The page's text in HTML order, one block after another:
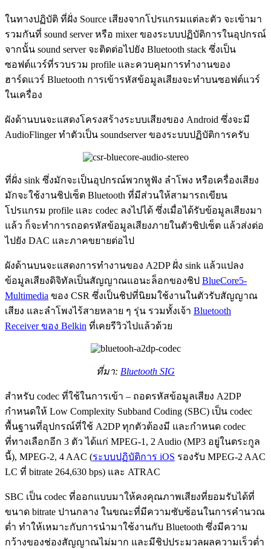
ในทางปฏิบัติ ที่ฝั่ง Source เสียงจากโปรแกรมแต่ละตัว จะเข้ามา
รวมกันที่ sound server หรือ mixer ของระบบปฏิบัติการในอุปกรณ์
จากนั้น sound server จะติดต่อไปยัง Bluetooth stack ซึ่งเป็น
ซอฟต์แวร์ที่รวบรวม profile และควบคุมการทำงานของ
ฮาร์ดแวร์ Bluetooth การเข้ารหัสข้อมูลเสียงจะทำบนซอฟต์แวร์
ในเครื่อง
ผังด้านบนจะแสดงโครงสร้างระบบเสียงของ Android ซึ่งจะมี
AudioFlinger ทำตัวเป็น soundserver ของระบบปฏิบัติการครับ
ที่ฝั่ง sink ซึ่งมักจะเป็นอุปกรณ์พวกหูฟัง ลำโพง หรือเครื่องเสียง
มักจะใช้งานชิปเซ็ต Bluetooth ที่มีส่วนให้สามารถเขียน
โปรแกรม profile และ codec ลงไปได้ ซึ่งเมื่อได้รับข้อมูลเสียงมา
แล้ว ก็จะทำการถอดรหัสข้อมูลเสียงภายในตัวชิปเซ็ต แล้วส่งต่อ
ไปยัง DAC และภาคขยายต่อไป
ผังด้านบนจะแสดงการทำงานของ A2DP ฝั่ง sink แล้วแปลง
ข้อมูลเสียงดิจิทัลเป็นสัญญาณแอนะล็อกของชิป BlueCore5-
Multimedia ของ CSR ซึ่งเป็นชิปที่นิยมใช้งานในตัวรับสัญญาณ
เสียง และลำโพงไร้สายหลาย ๆ รุ่น รวมทั้งเจ้า Bluetooth
Receiver ของ Belkin ที่เคยรีวิวไปแล้วด้วย
ที่มา: Bluetooth SIG
สำหรับ codec ที่ใช้ในการเข้า – ถอดรหัสข้อมูลเสียง A2DP
กำหนดให้ Low Complexity Subband Coding (SBC) เป็น codec
พื้นฐานที่อุปกรณ์ที่ใช้ A2DP ทุกตัวต้องมี และกำหนด codec
ที่ทางเลือกอีก 3 ตัว ได้แก่ MPEG-1, 2 Audio (MP3 อยู่ในตระกูล
นี้), MPEG-2, 4 AAC (ระบบปฏิบัติการ iOS รองรับ MPEG-2 AAC
LC ที่ bitrate 264,630 bps) และ ATRAC
SBC เป็น codec ที่ออกแบบมาให้คงคุณภาพเสียงที่ยอมรับได้ที่
ขนาด bitrate ปานกลาง ในขณะที่มีความซับซ้อนในการคำนวณ
ต่ำ ทำให้เหมาะกับการนำมาใช้งานกับ Bluetooth ซึ่งมีความ
กว้างของช่องสัญญาณไม่มาก และมีชิปประมวลผลความเร็วต่ำ